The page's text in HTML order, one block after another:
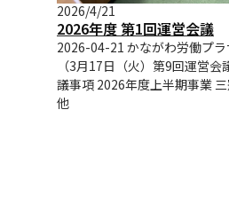
2026/4/21
2026年度 第1回運営会議
2026-04-21 かながわ労働プ
（3月17日（火）第9回運営
議事項 2026年度上半期事業
他